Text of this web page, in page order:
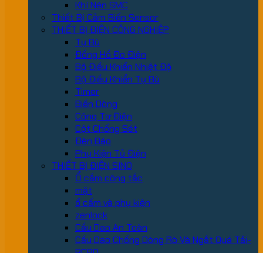
Khí Nén SMC
Thiết Bị Cảm Biến Sensor
THIẾT BỊ ĐIỆN CÔNG NGHIỆP
Tụ Bù
Đồng Hồ Đo Điện
Bộ Điều Khiển Nhiệt Độ
Bộ Điều Khiển Tụ Bù
Timer
Biến Dòng
Công Tơ Điện
Cột Chống Sét
Đèn Báo
Phụ Kiện Tủ Điện
THIẾT BỊ ĐIỆN SINO
Ổ cắm công tắc
mặt
ổ cấm và phụ kiện
zenlock
Cầu Dao An Toàn
Cầu Dao Chống Dòng Rò Và Ngắt Quá Tải-